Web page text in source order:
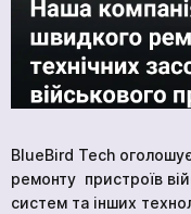
BlueBird Tech
ремонту пристроїв
систем та інших